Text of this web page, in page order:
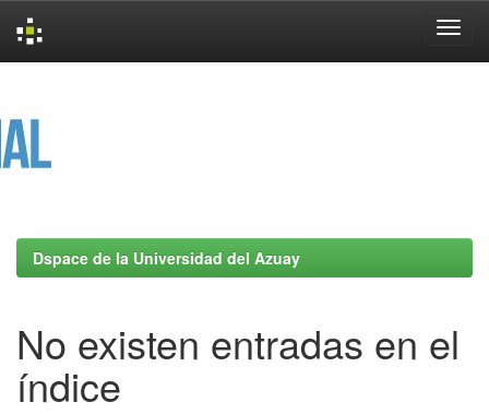
Dspace de la Universidad del Azuay
No existen entradas en el
índice